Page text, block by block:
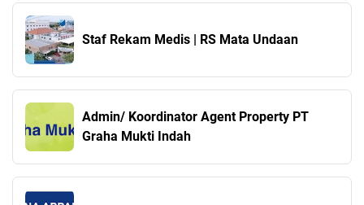
Staf Rekam Medis | RS Mata Undaan
Admin/ Koordinator Agent Property PT
Graha Mukti Indah